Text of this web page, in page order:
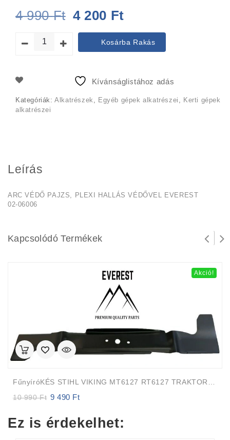
4 990Ft Original
price
was:
4
4 200 Ft
price
is:
Kosárba Rakás
Kívánságlistához adás
Kategóriák:Alkatrészek Egyéb gépek alkatrészei
Kerti gépek
alkatrészei
Leírás
ARC VÉDŐ PAJZS, PLEXI HALLÁS VÉDŐVEL EVEREST
02-06006
Kapcsolódó Termékek
Akció!
10 990Ft Original
10
9 490 Ft
9
Ez is érdekelhet: